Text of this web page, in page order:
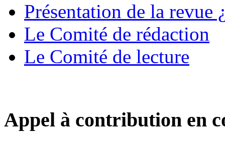
Présentation de la revue
Le Comité de rédaction
Le Comité de lecture
Appel à contribution en